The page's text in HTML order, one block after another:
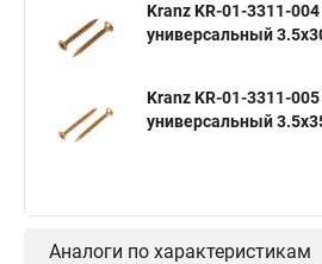
Kranz KR-01-3311-
универсальный
Kranz KR-01-3311-
универсальный
Аналоги по характеристикам